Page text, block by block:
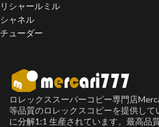
リシャールミル
シャネル
チューダー
ロレックススーパーコピー専門店
等品質のロレックスコピーを提供し
に分解1:1 生産されています。最高品